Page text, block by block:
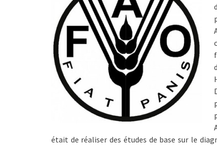
était de réaliser des études de base sur le